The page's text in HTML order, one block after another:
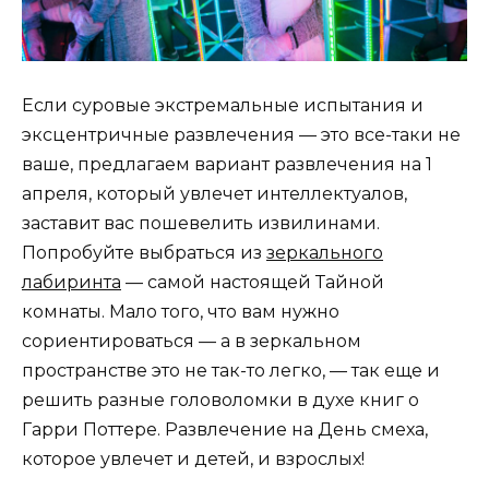
Если суровые экстремальные испытания и
эксцентричные развлечения — это все-таки не
ваше, предлагаем вариант развлечения на 1
апреля, который увлечет интеллектуалов,
заставит вас пошевелить извилинами.
Попробуйте выбраться из зеркального
лабиринта — самой настоящей Тайной
комнаты. Мало того, что вам нужно
сориентироваться — а в зеркальном
пространстве это не так-то легко, — так еще и
решить разные головоломки в духе книг о
Гарри Поттере. Развлечение на День смеха,
которое увлечет и детей, и взрослых!